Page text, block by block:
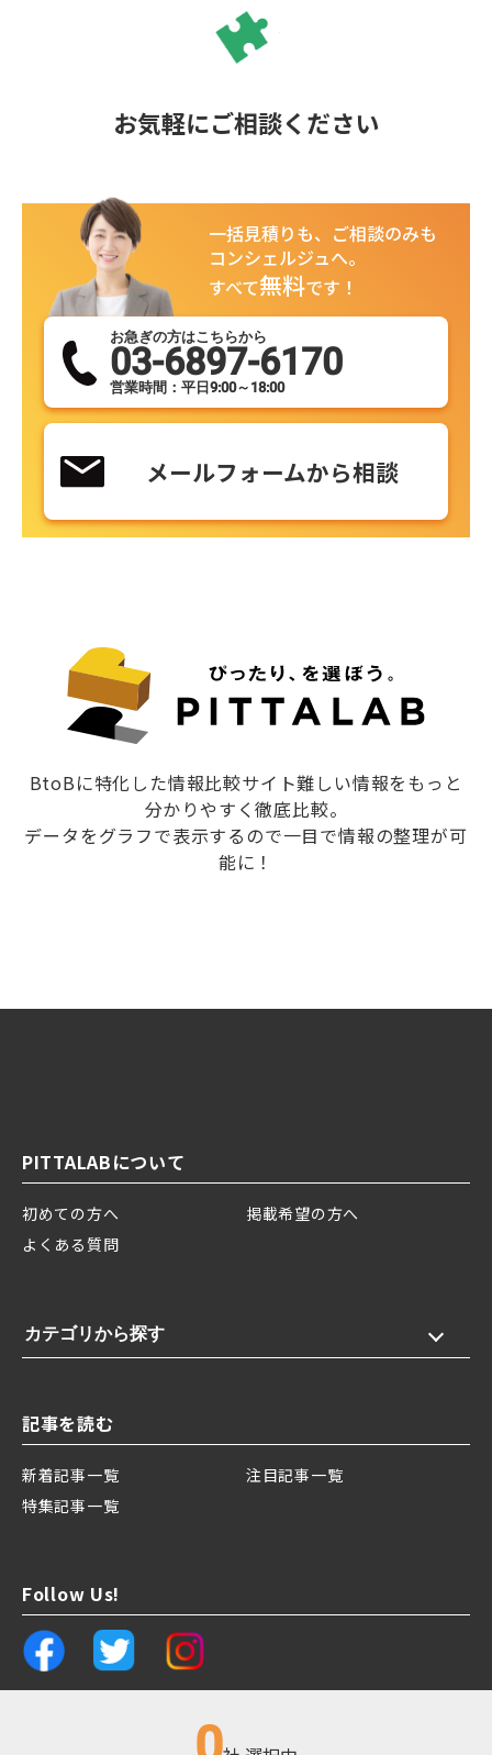
お気軽にご相談ください
一括見積りも、ご相談のみも
コンシェルジュへ。
すべて無料です！
お急ぎの方はこちらから
03-6897-6170
営業時間：平日9:00～18:00
メールフォームから相談
BtoBに特化した情報比較サイト難しい情報をもっと
分かりやすく徹底比較。
データをグラフで表示するので一目で情報の整理が可
能に！
PITTALABについて
初めての方へ
掲載希望の方へ
よくある質問
カテゴリから探す
記事を読む
新着記事一覧
注目記事一覧
特集記事一覧
Follow Us!